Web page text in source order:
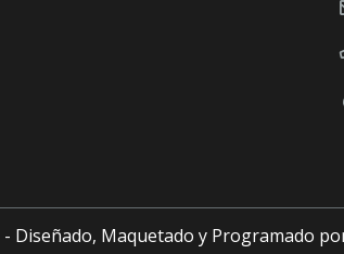
- Diseñado, Maquetado y Programado